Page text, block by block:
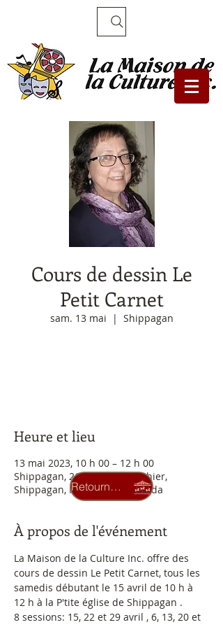
Cours de dessin Le
Petit Carnet
sam. 13 mai
  |
Shippagan
Heure et lieu
13 mai 2023, 10 h 00 – 12 h 00
Shippagan, 260 Bd J. D. Gauthier,
Shippagan, NB E8S 1R1, Canada
À propos de l'événement
La Maison de la Culture Inc. offre des
cours de dessin Le Petit Carnet, tous les
samedis débutant le 15 avril de 10 h à
12 h à la P'tite église de Shippagan .
8 sessions: 15, 22 et 29 avril , 6, 13, 20 et
Retourner au carrousel